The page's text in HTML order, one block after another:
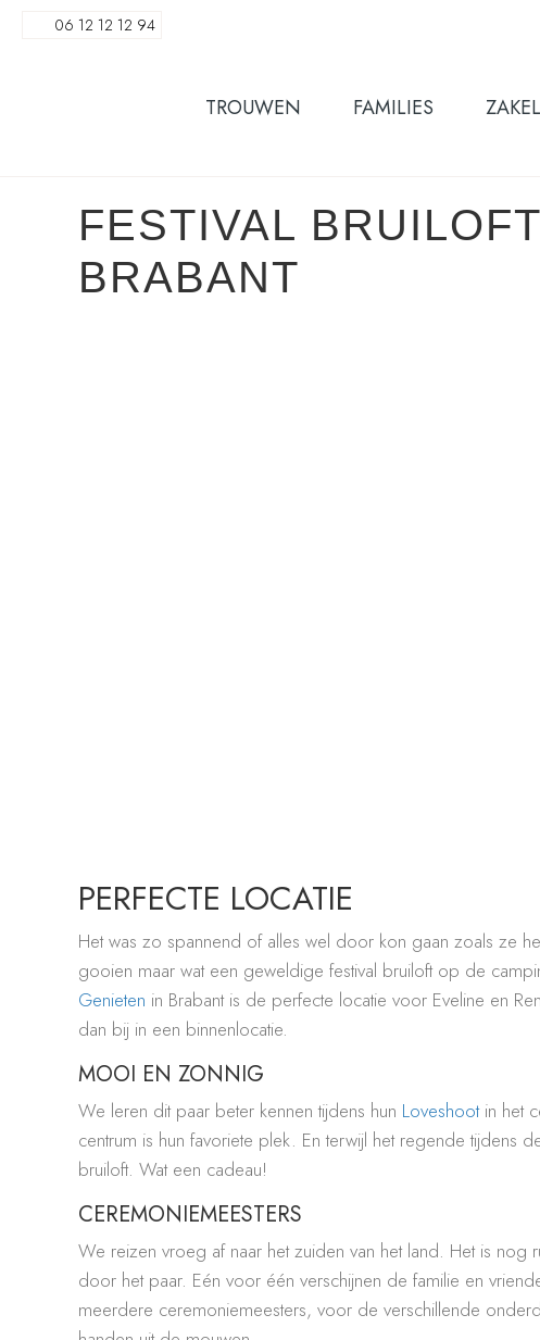
06 12 12 12 94
TROUWEN FAMILIES
FESTIVAL
BRABANT
PERFECTE LOCATIE
Het was zo spannend of alles wel door kon gaan zoals ze
gooien maar wat een geweldige festival bruiloft op de
Genieten in Brabant is de perfecte locatie voor Eveline en
dan bij in een binnenlocatie.
MOOI EN ZONNIG
We leren dit paar beter kennen tijdens hun Loveshootin het
centrum is hun favoriete plek. En terwijl het regende tijdens
bruiloft. Wat een cadeau!
CEREMONIEMEESTERS
We reizen vroeg af naar het zuiden van het land. Het is
door het paar. Eén voor één verschijnen de familie en
meerdere ceremoniemeesters, voor de verschillende